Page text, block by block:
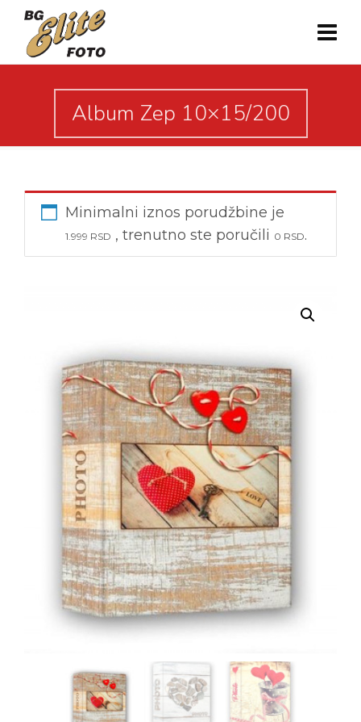
Album Zep 10×15/200
Minimalni iznos porudžbine je
1.999 RSD , trenutno ste poručili 0 RSD.